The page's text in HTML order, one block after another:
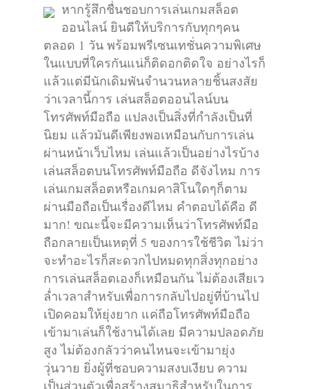
หากรู้สึกชื่นชอบการเล่นเกมสล็อต
ออนไลน์ ยินดีให้บริการกับทุกๆคน
ตลอด 1 วัน พร้อมพรีเซนเทชั่นความพิเศษ
ในแบบที่ใครกันแน่ก็ติดอกติดใจ อย่างไรก็
แล้วแต่มีนักเดิมพันจำนวนหลายชิ้นสงสัย
ว่าเวลานี้การ เล่นสล็อตออนไลน์บน
โทรศัพท์มือถือ แปลงเป็นสิ่งที่กำลังเป็นที่
นิยม แล้วมันดีเพียงพอเหมือนกับการเล่น
ผ่านหน้าเว็บไหม เล่นแล้วเป็นอย่างไรบ้าง
เล่นสล็อตบนโทรศัพท์มือถือ ดีจังไหม การ
เล่นเกมสล็อตหรือเกมคาสิโนใดๆก็ตาม
ผ่านมือถือเป็นเรื่องดีไหม คำตอบได้คือ ดี
มาก! ขณะนี้จะมีความเห็นว่าโทรศัพท์มือ
ถือกลายเป็นเหตุที่ 5 ของการใช้ชีวิต ไม่ว่า
จะทำอะไรก็สะดวกไปหมดทุกสิ่งทุกอย่าง
การเล่นสล็อตเองก็เหมือนกัน ไม่ต้องเสียเว
ล่ำเวลาสำหรับเพื่อการกลับไปอยู่ที่บ้านไป
เปิดคอมให้ยุ่งยาก แค่ถือโทรศัพท์มือถือ
เข้ามาเล่นก็ใช้งานได้เลย มีความปลอดภัย
สูง ไม่ต้องกลัวว่าคนไหนจะเข้ามายุ่ง
วุ่นวาย ยิ่งผู้ที่ชอบความสงบเงียบ ความ